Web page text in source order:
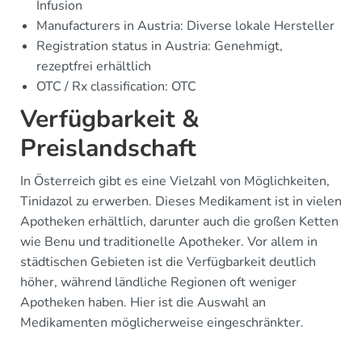
Infusion
Manufacturers in Austria: Diverse lokale Hersteller
Registration status in Austria: Genehmigt,
rezeptfrei erhältlich
OTC / Rx classification: OTC
Verfügbarkeit &
Preislandschaft
In Österreich gibt es eine Vielzahl von Möglichkeiten,
Tinidazol zu erwerben. Dieses Medikament ist in vielen
Apotheken erhältlich, darunter auch die großen Ketten
wie Benu und traditionelle Apotheker. Vor allem in
städtischen Gebieten ist die Verfügbarkeit deutlich
höher, während ländliche Regionen oft weniger
Apotheken haben. Hier ist die Auswahl an
Medikamenten möglicherweise eingeschränkter.